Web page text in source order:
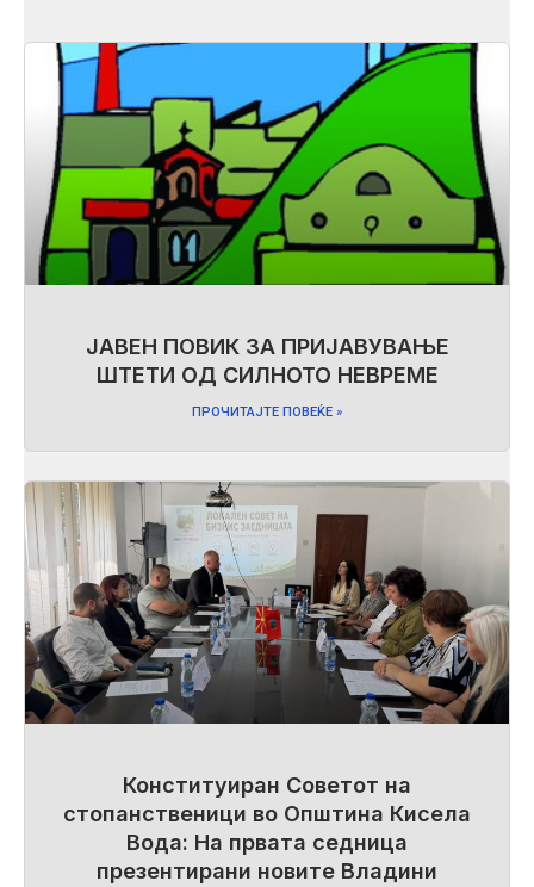
ЈАВЕН ПОВИК ЗА ПРИЈАВУВАЊЕ
ШТЕТИ ОД СИЛНОТО НЕВРЕМЕ
ПРОЧИТАЈТЕ ПОВЕЌЕ »
Конституиран Советот на
стопанственици во Општина Кисела
Вода: На првата седница
презентирани новите Владини